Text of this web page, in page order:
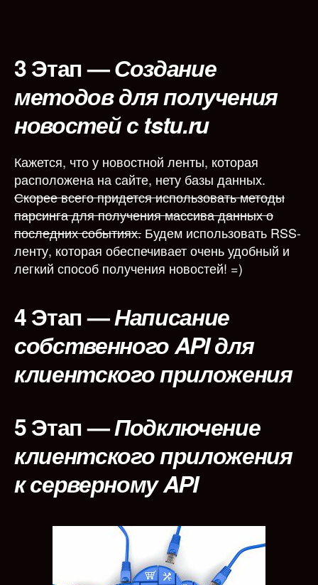
3 Этап—Создание
методов для получения
новостей с tstu.ru
Кажется, что у новостной ленты, которая
расположена на сайте, нету базы данных.
Скорее всего придется использовать методы
парсинга для получения массива данных о
последних событиях. Будем использовать RSS-
ленту, которая обеспечивает очень удобный и
легкий способ получения новостей! =)
4 Этап—Написание
собственного API для
клиентского приложения
5 Этап—Подключение
клиентского приложения
к серверному API